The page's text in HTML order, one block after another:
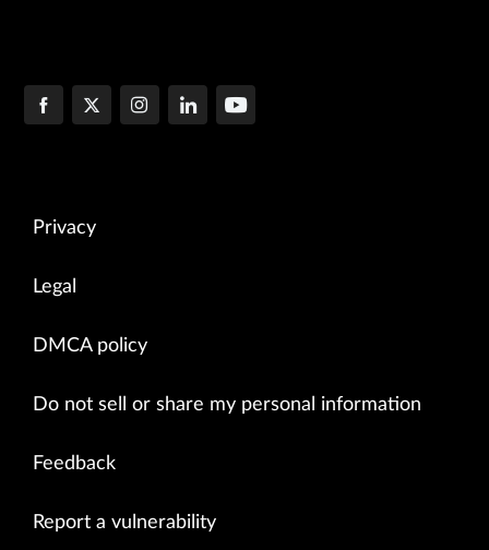
Privacy
Legal
DMCA policy
Do not sell or share my personal information
Feedback
Report a vulnerability